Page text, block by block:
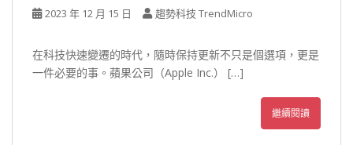
2023 年 12 月 15 日 趨勢科技 TrendMicro
在科技快速變遷的時代，隨時保持更新不只是個選項，更是
一件必要的事。蘋果公司（Apple Inc.） […]
繼續閱讀